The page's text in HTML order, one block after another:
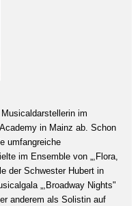
im
in Mainz ab. Schon
umfangreiche
im Ensemble von „,Flora,
der Schwester Hubert in
„,Broadway Nights"
anderem als Solistin auf